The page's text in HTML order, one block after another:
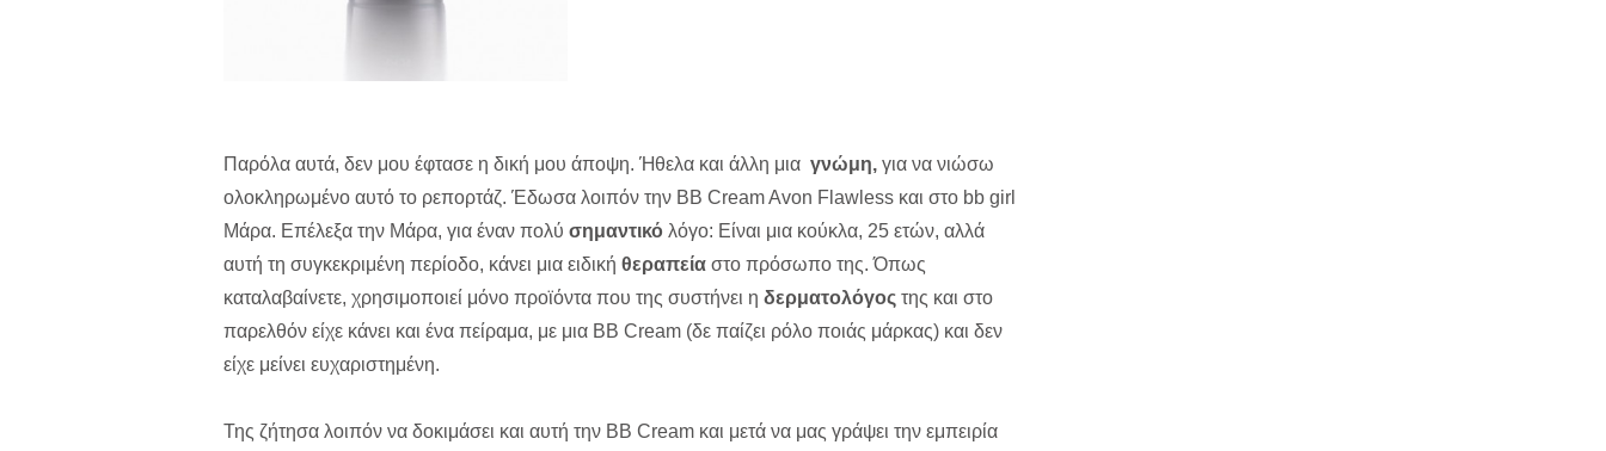
Παρόλα αυτά, δεν μου έφτασε η δική μου άποψη. Ήθελα και άλλη μια γνώμη, για να νιώσω
ολοκληρωμένο αυτό το ρεπορτάζ. Έδωσα λοιπόν την ΒΒ Cream Avon Flawless και στο bb girl
Μάρα. Επέλεξα την Μάρα, για έναν πολύ σημαντικό λόγο: Είναι μια κούκλα, 25 ετών, αλλά
αυτή τη συγκεκριμένη περίοδο, κάνει μια ειδική θεραπεία στο πρόσωπο της. Όπως
καταλαβαίνετε, χρησιμοποιεί μόνο προϊόντα που της συστήνει η δερματολόγος της και στο
παρελθόν είχε κάνει και ένα πείραμα, με μια BB Cream (δε παίζει ρόλο ποιάς μάρκας) και δεν
είχε μείνει ευχαριστημένη.
Της ζήτησα λοιπόν να δοκιμάσει και αυτή την BB Cream και μετά να μας γράψει την εμπειρία